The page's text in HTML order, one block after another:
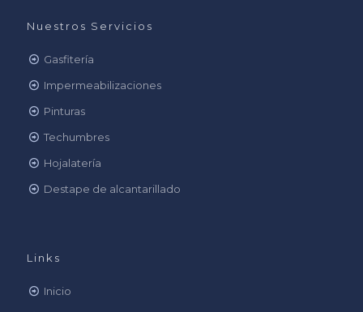
Nuestros Servicios
Gasfitería
Impermeabilizaciones
Pinturas
Techumbres
Hojalatería
Destape de alcantarillado
Links
Inicio